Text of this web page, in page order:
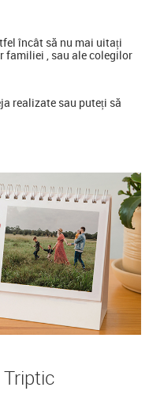
încât să nu mai uitați
familiei , sau ale colegilor
realizate sau puteți să